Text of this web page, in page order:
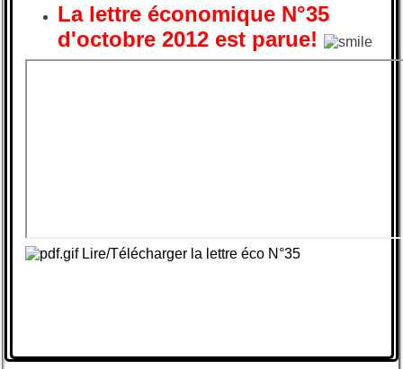
La lettre économique N°35
d'octobre 2012 est parue!
Lire/Télécharger la lettre éco N°35